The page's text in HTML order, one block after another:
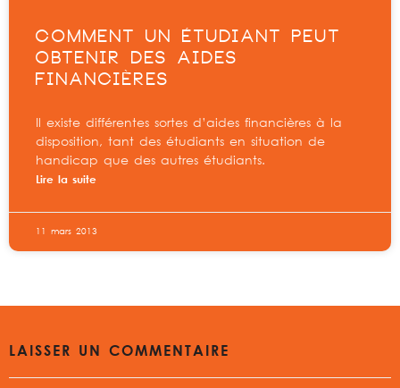
COMMENT UN ÉTUDIANT PEUT
OBTENIR DES AIDES
FINANCIÈRES
Il existe différentes sortes d’aides financières à la
disposition, tant des étudiants en situation de
handicap que des autres étudiants.
Lire la suite
11 mars 2013
LAISSER UN COMMENTAIRE